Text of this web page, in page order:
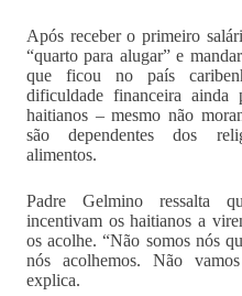
Após receber o primeiro
“quarto para alugar” e
que ficou no país
dificuldade financeira ainda
haitianos – mesmo não
são dependentes dos
alimentos.
Padre Gelmino ressalta
incentivam os haitianos a
os acolhe. “Não somos nós
nós acolhemos. Não
explica.